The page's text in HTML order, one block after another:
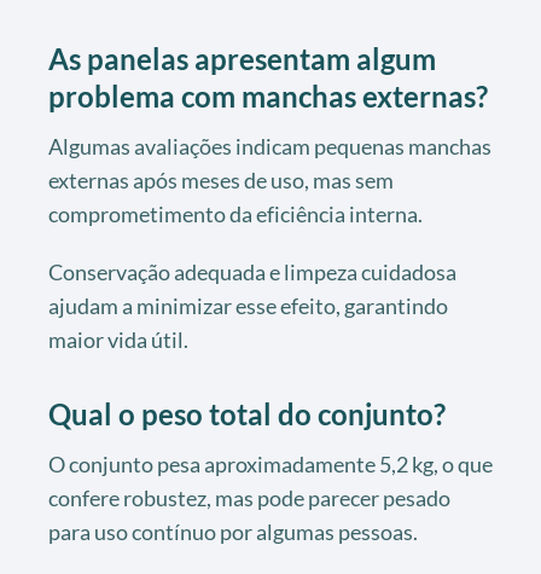
As panelas apresentam algum
problema com manchas externas?
Algumas avaliações indicam pequenas manchas
externas após meses de uso, mas sem
comprometimento da eficiência interna.
Conservação adequada e limpeza cuidadosa
ajudam a minimizar esse efeito, garantindo
maior vida útil.
Qual o peso total do conjunto?
O conjunto pesa aproximadamente 5,2 kg, o que
confere robustez, mas pode parecer pesado
para uso contínuo por algumas pessoas.